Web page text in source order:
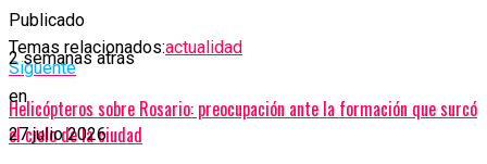
Temas relacionados:actualidad
Siguente
Helicópteros sobre Rosario: preocupación ante la formación que surcó
el cielo de la ciudad
Publicado
2 semanas atrás
en
27 julio 2026